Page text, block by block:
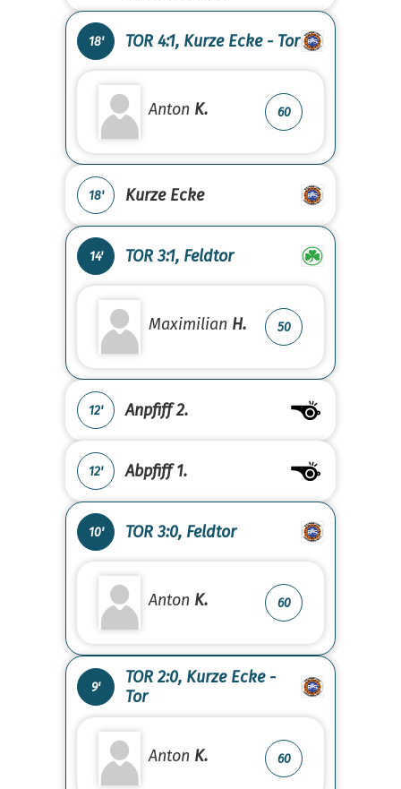
18' TOR 4:1, Kurze Ecke - Tor
Anton K. 60
18' Kurze Ecke
14' TOR 3:1, Feldtor
Maximilian H. 50
12' Anpfiff 2.
12' Abpfiff 1.
10' TOR 3:0, Feldtor
Anton K. 60
9'
TOR 2:0, Kurze Ecke -
Tor
Anton K. 60